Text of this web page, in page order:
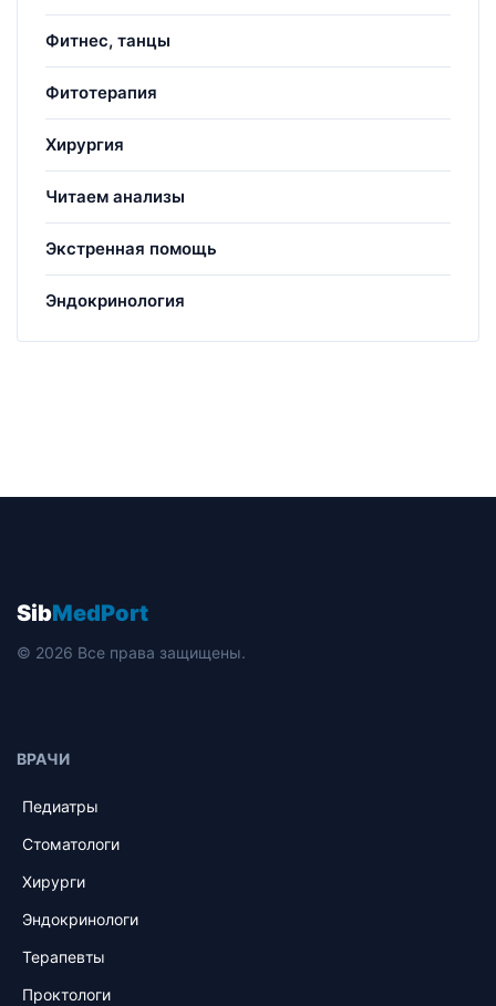
Фитнес, танцы
Фитотерапия
Хирургия
Читаем анализы
Экстренная помощь
Эндокринология
SibMedPort
© 2026 Все права защищены.
ВРАЧИ
Педиатры
Стоматологи
Хирурги
Эндокринологи
Терапевты
Проктологи